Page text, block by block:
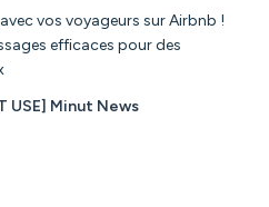
vos voyageurs sur Airbnb !
efficaces pour des
USE] Minut News